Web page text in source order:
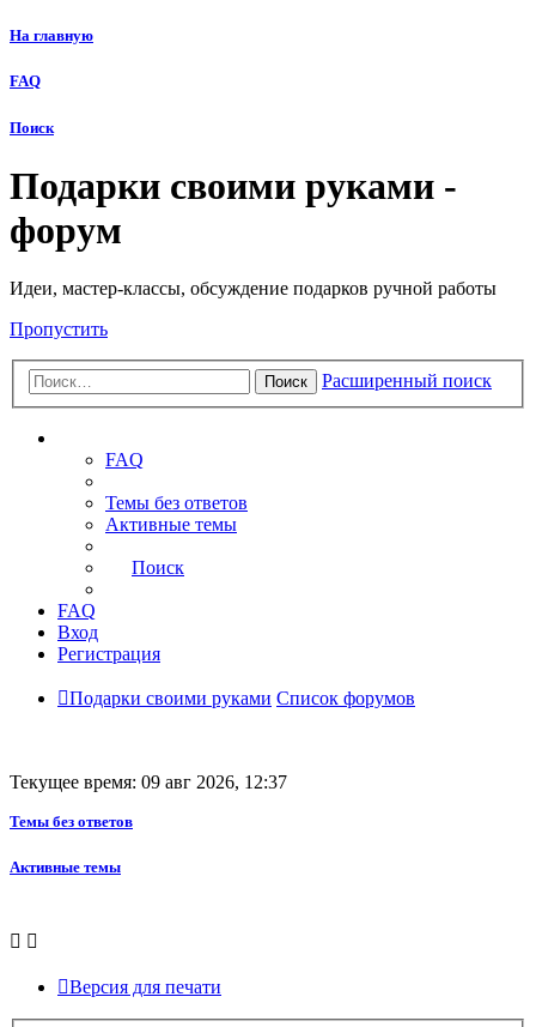
На главную
FAQ
Поиск
Подарки своими руками -
форум
Идеи, мастер-классы, обсуждение подарков ручной работы
Пропустить
Поиск Расширенный поиск
FAQ
Темы без ответов
Активные темы
Поиск
FAQ
Вход
Регистрация
Подарки своими руками Список форумов
Текущее время: 09 авг 2026, 12:37
Темы без ответов
Активные темы
Версия для печати